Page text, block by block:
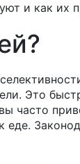
и как их
Это
часто
еде.